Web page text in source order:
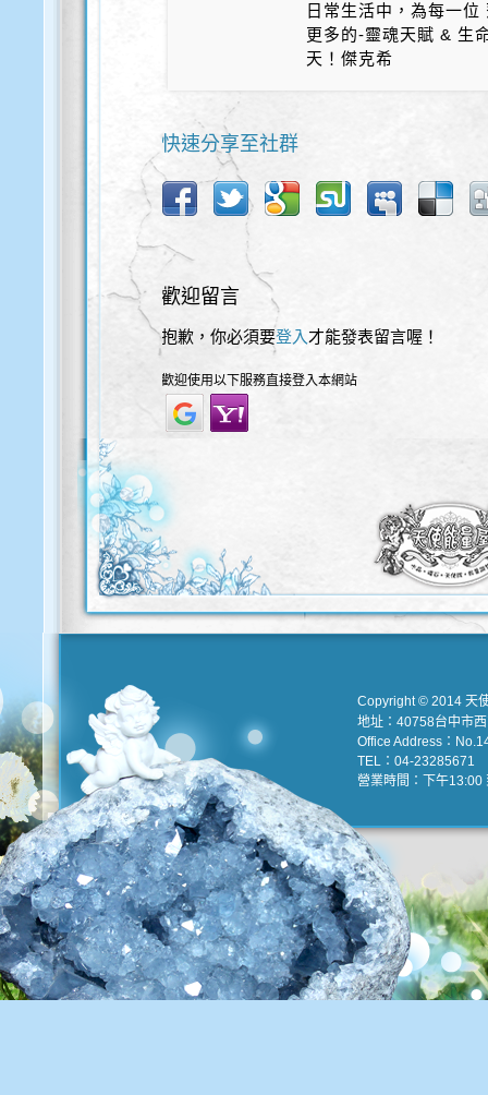
日常生活中，為每一
更多的-靈魂天賦 & 生
天！傑克希
快速分享至社群
歡迎留言
抱歉，你必須要登入 才能發表留言喔！
歡迎使用以下服務直接登入本網站
Copyright © 2014 天
地址：40758台中市
Office Address：
TEL：04-23285671
營業時間：下午13:00